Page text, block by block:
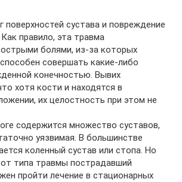
поверхностей сустава и повреждение
правило, эта травма
болями, из-за которых
совершать какие-либо
конечностью. Вывих
хотя кости и находятся в
их целостность при этом не
содержится множество суставов,
уязвимая. В большинстве
коленный сустав или стопа. Но
типа травмы пострадавший
пройти лечение в стационарных